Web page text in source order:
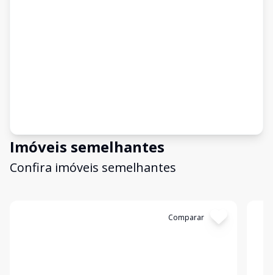
Imóveis semelhantes
Confira imóveis semelhantes
Comparar